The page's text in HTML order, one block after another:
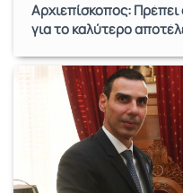
Αρχιεπίσκοπος:
για το καλύτερο